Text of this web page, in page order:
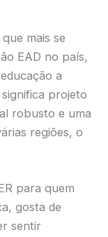
mais se
EAD no país,
a
projeto
robusto e uma
regiões, o
para quem
gosta de
sentir